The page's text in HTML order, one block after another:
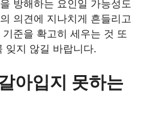
방해하는 요인일 가능성도
의견에 지나치게 흔들리고
준을 확고히 세우는 것 또
잊지 않길 바랍니다.
아입지 못하는